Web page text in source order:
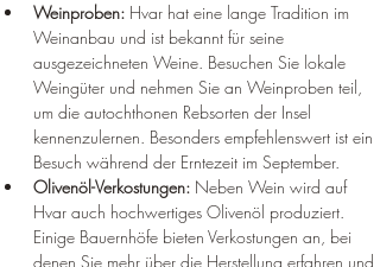
Weinproben: Hvar hat eine lange Tradition im
Weinanbau und ist bekannt für seine
ausgezeichneten Weine. Besuchen Sie lokale
Weingüter und nehmen Sie an Weinproben teil,
um die autochthonen Rebsorten der Insel
kennenzulernen. Besonders empfehlenswert ist ein
Besuch während der Erntezeit im September.
Olivenöl-Verkostungen: Neben Wein wird auf
Hvar auch hochwertiges Olivenöl produziert.
Einige Bauernhöfe bieten Verkostungen an, bei
denen Sie mehr über die Herstellung erfahren und